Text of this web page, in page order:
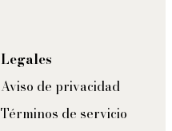
Legales
Aviso de privacidad
Términos de servicio